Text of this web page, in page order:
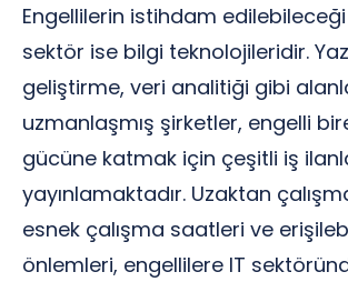
Engellilerin istihdam
sektör ise bilgi teknolojileridir.
geliştirme, veri analitiği gibi
uzmanlaşmış şirketler, engelli
gücüne katmak için çeşitli iş
yayınlamaktadır. Uzaktan
esnek çalışma saatleri ve
önlemleri, engellilere IT